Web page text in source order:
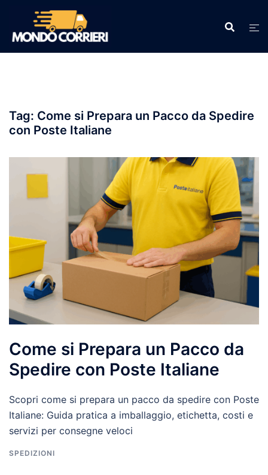
contenuto
Tag: Come si Prepara un Pacco da Spedire
con Poste Italiane
Come si Prepara un Pacco da
Spedire con Poste Italiane
Scopri come si prepara un pacco da spedire con Poste
Italiane: Guida pratica a imballaggio, etichetta, costi e
servizi per consegne veloci
SPEDIZIONI